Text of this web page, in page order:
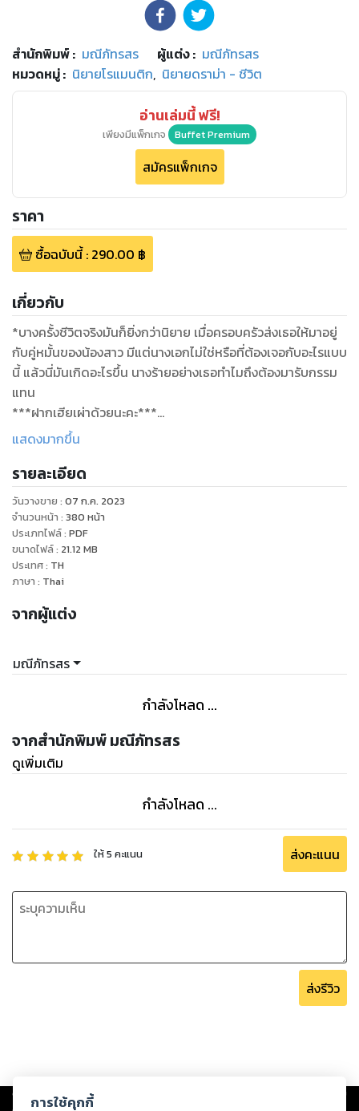
สำนักพิมพ์: มณีภัทรสร ผู้แต่ง : มณีภัทรสร
หมวดหมู่: นิยายโรแมนติก, นิยายดราม่า - ชีวิต
อ่านเล่มนี้ ฟรี!
เพียงมีแพ็กเกจ Buffet Premium
สมัครแพ็กเกจ
ราคา
ซื้อฉบับนี้: 290.00 ฿
เกี่ยวกับ
*บางครั้งชีวิตจริงมันก็ยิ่งกว่านิยาย เมื่อครอบครัวส่งเธอให้มาอยู่
กับคู่หมั้นของน้องสาว มีแต่นางเอกไม่ใช่หรือที่ต้องเจอกับอะไรแบบ
นี้ แล้วนี่มันเกิดอะไรขึ้น นางร้ายอย่างเธอทำไมถึงต้องมารับกรรม
แทน
***ฝากเฮียเผ่าด้วยนะคะ***
เผ่าเพชรเงยหน้าขึ้น มองสบตากับตากลมโตที่จ้องมองเขานิ่ง ก่อน
“ถอดเสื้อผ้าออก!”คำพูดง่ายๆ แต่กลับทำให้คนฟัง สะดุ้งสุดตัว
“คะ! คุณว่าอะไรนะ!”ลลนาถามย้ำอีกครั้ง เพื่อความแน่ใจ
“ผมบอกว่าให้คุณ ถอด-เสื้อผ้า-ออก”เผ่าเพชรย้ำทุกคำพูดช้าๆชัด
ให้เธอได้ยินชัดเจนที่สุด
ร่างบางผงะถอย เมื่อได้ยินคำพูดที่คนตรงหน้า ย้ำให้ฟังอย่าง
ชัดเจนทุกคำอีกครั้ง ใบหน้าสวยซีดเผือด ก่อนจะลุกขึ้น เธอจะไป
ก่อนจะขยับหนี
คนตรงหน้า ก่อนจะนึกโมโหกับอาการของคนตัวเล็ก ที่ผงะถอยหนี
แล้วลุกขึ้นทำท่าจะเดินหนีเขา เขาไม่ได้พิศวาสอะไรเธอ เพียงแต่
เห็นหนาวจนสั่น เพราะใส่เสื้อผ้าเปียก ถ้ายังขืนอยู่ในชุดนั้น มีหวัง
“หนึ่ง...”เผ่าเพชรเริ่มทำตามที่พูด ลลนาหน้าเสีย เมื่อได้ยินเสียงนับ
อย่างจริงจังของเขา
“นี่หยุดนะคุณ จะบ้าหรือไง จะให้ฉันแก้ผ้าเนี่ยนะ”ถึงแม้จะกลัว แต่
ด้วยนิสัยที่เอาแต่ใจ และไม่ยอมคน ลลนาจึงแหวกลับ
“นี่คุณเผ่า คุณไม่ได้ยินที่ฉันพูดหรือไง ฉันไม่ถอด!”พูดพร้อมกับ
เดินกลับไปที่โขดหิน ที่นั่งอยู่ในตอนแรก ถึงจะอุ่นที่ได้อยู่ใกล้ๆกอง
ไฟ แต่ถ้าคนบ้านี่จะมาสั่งให้เธอแก้ผ้า ลลนาขอยอมหนาวดีกว่า
ไม่มีเสียงนับ เมื่อคนร่างบางหนี เผ่าเพชรก็ลุกขึ้น ร่างสูงเดินตรง
เข้าหาคนตัวเล็ก ด้วยท่าทางที่คุกคาม ลลนาผงะหนี มือหนาคว้า
แควก!!!
แสดงมากขึ้น
รายละเอียด
วันวางขาย : 07 ก.ค. 2023
จำนวนหน้า : 380 หน้า
ประเภทไฟล์: PDF
ขนาดไฟล์: 21.12 MB
ประเทศ: TH
ภาษา : Thai
จากผู้แต่ง
มณีภัทรสร
กำลังโหลด ...
จากสำนักพิมพ์ มณีภัทรสร
ดูเพิ่มเติม
กำลังโหลด ...
ให้5 คะแนน ส่งคะแนน
ส่งรีวิว
Copyright © 2026
การใช้คุกกี้